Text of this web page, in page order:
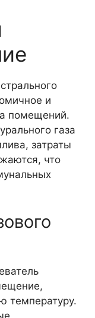
и
помещений.
газа
затраты
что
температуру.